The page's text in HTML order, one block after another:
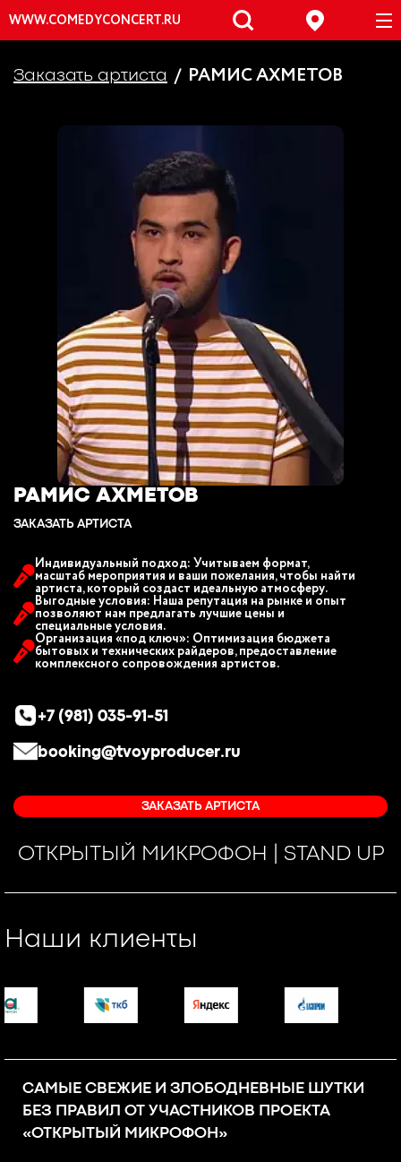
WWW.COMEDYCONCERT.RU
Заказать артиста РАМИС АХМЕТОВ
РАМИС АХМЕТОВ
ЗАКАЗАТЬ АРТИСТА
Индивидуальный подход: Учитываем формат,
масштаб мероприятия и ваши пожелания, чтобы найти
артиста, который создаст идеальную атмосферу.
Выгодные условия: Наша репутация на рынке и опыт
позволяют нам предлагать лучшие цены и
специальные условия.
Организация «под ключ»: Оптимизация бюджета
бытовых и технических райдеров, предоставление
комплексного сопровождения артистов.
+7 (981) 035-91-51
booking@tvoyproducer.ru
ЗАКАЗАТЬ АРТИСТА
ОТКРЫТЫЙ МИКРОФОН | STAND UP
Наши клиенты
САМЫЕ СВЕЖИЕ И ЗЛОБОДНЕВНЫЕ ШУТКИ
БЕЗ ПРАВИЛ ОТ УЧАСТНИКОВ ПРОЕКТА
«ОТКРЫТЫЙ МИКРОФОН»